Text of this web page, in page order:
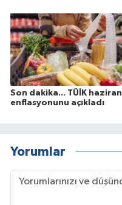
Son dakika... TÜİK haziran
enflasyonunu açıkladı
Yorumlar